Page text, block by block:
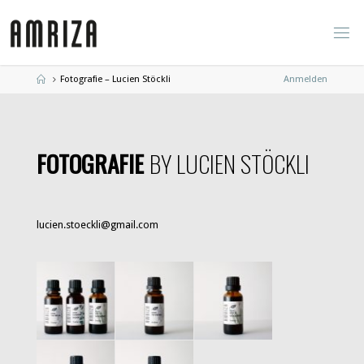
Inhalt
springen
StartFotografie – Lucien Stöckli Anmelden
FOTOGRAFIEBY LUCIEN STÖCKLI
lucien.stoeckli@gmail.com